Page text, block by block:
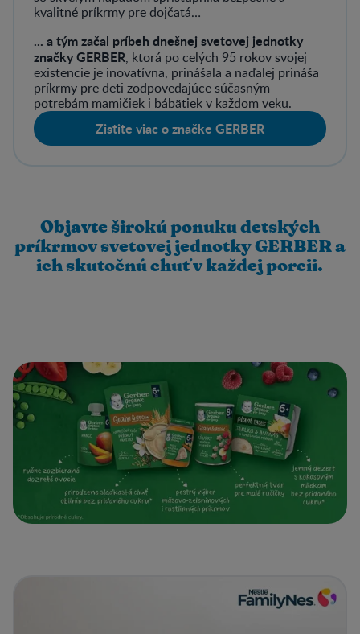
kvalitné príkrmy pre dojčatá…
... a tým začal príbeh dnešnej svetovej jednotky
značky GERBER, ktorá po celých 95 rokov svojej
existencie je inovatívna, prinášala a naďalej prináša
príkrmy pre deti zodpovedajúce súčasným
potrebám mamičiek i bábätiek v každom veku.
Zistite viac o značke GERBER
Objavte širokú ponuku detských
príkrmov svetovej jednotky GERBER a
ich skutočnú chuť v každej porcii.